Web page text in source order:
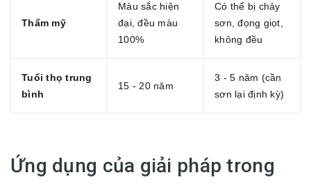
Thẩm mỹ
Màu sắc hiện
đại, đều màu
100%
Có thể bị chảy
sơn, đọng giọt,
không đều
Tuổi thọ trung
bình
15 - 20 năm
3 - 5 năm (cần
sơn lại định kỳ)
Ứng dụng của giải pháp trong